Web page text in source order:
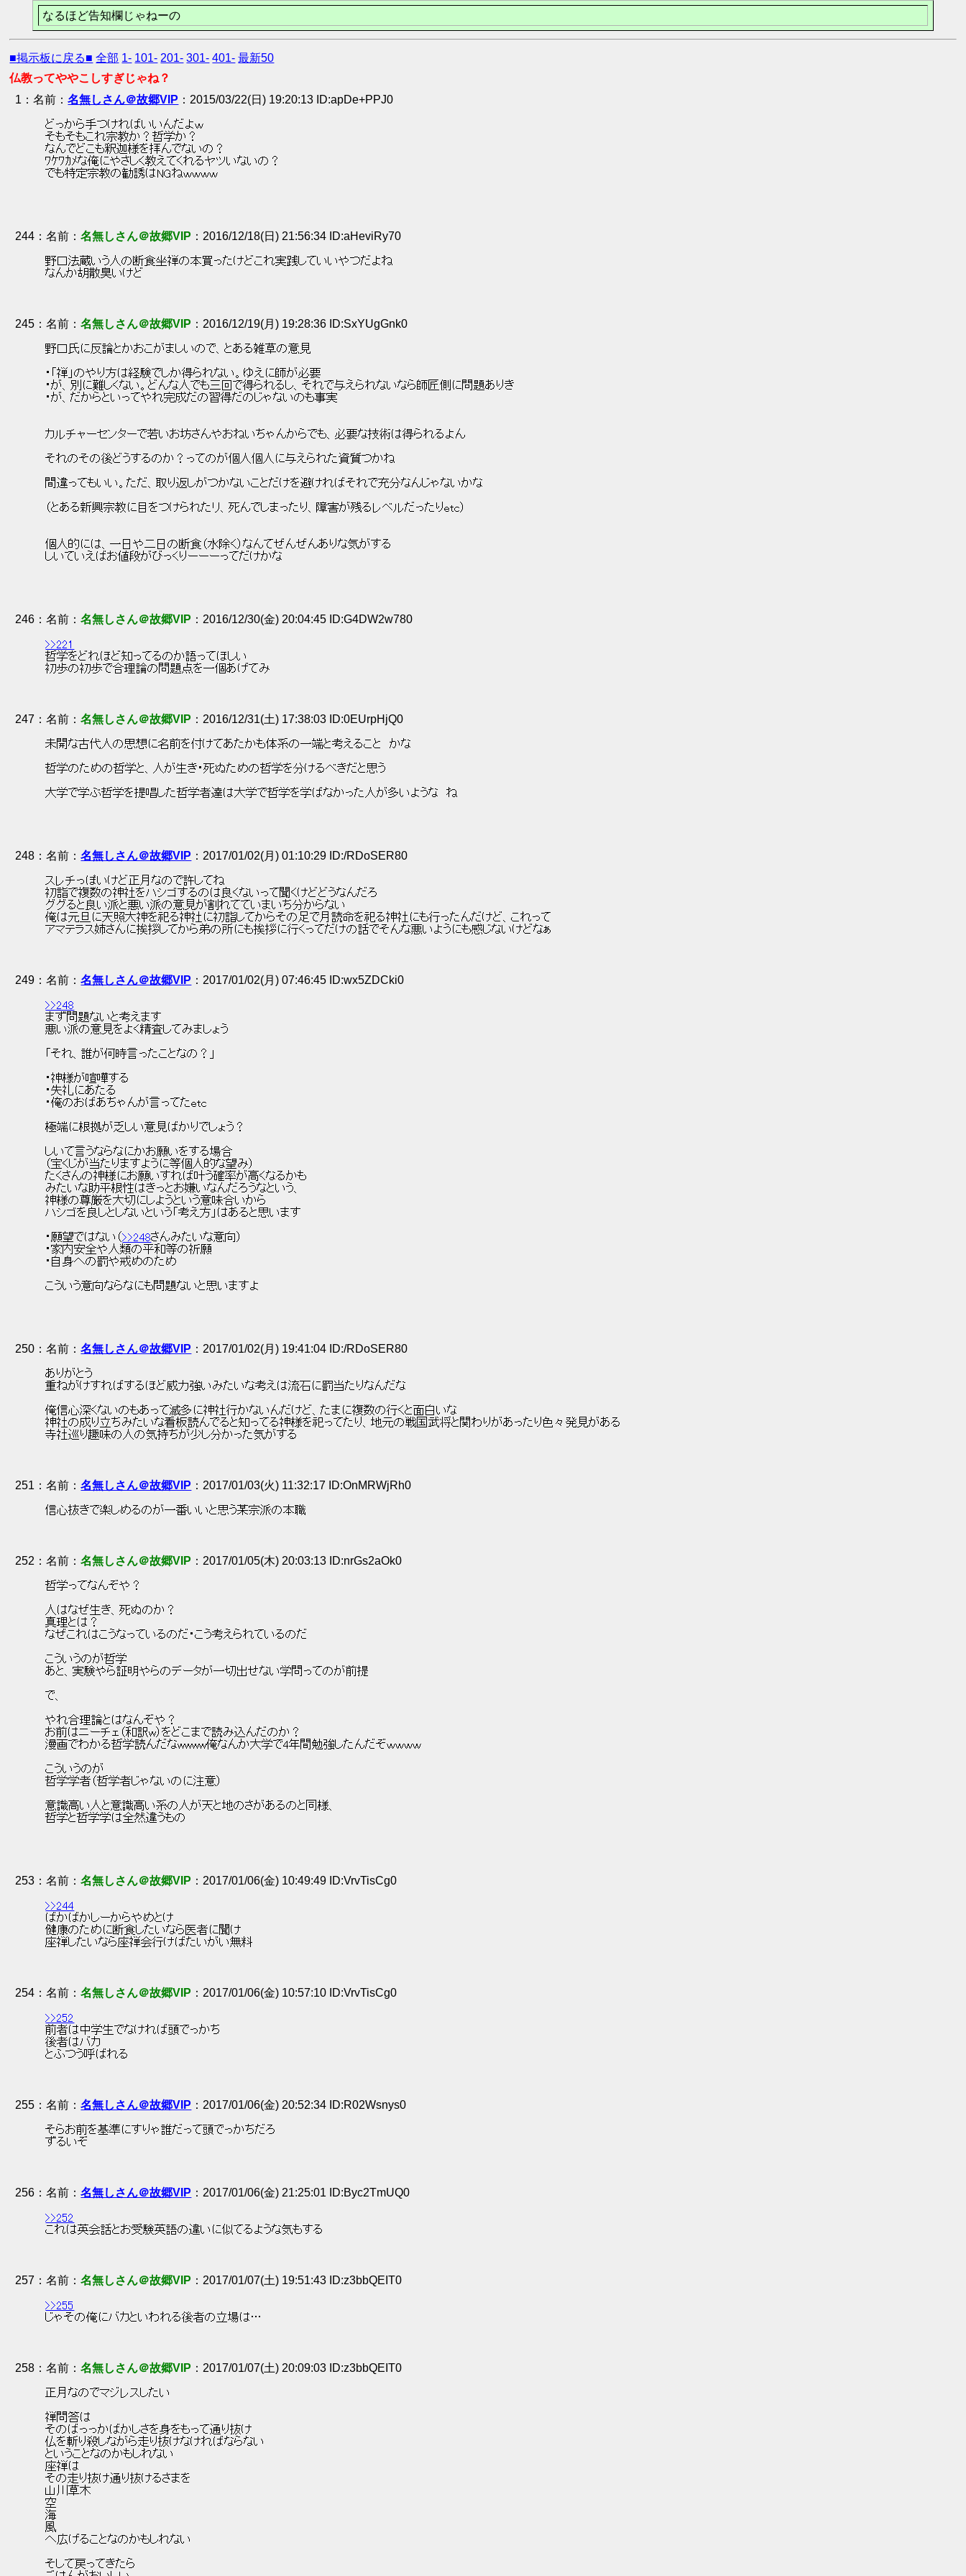
なるほど告知欄じゃねーの
■掲示板に戻る■ 全部 1- 101- 201- 301- 401- 最新50
仏教ってややこしすぎじゃね？
1 ： 名無しさん＠故郷VIP 2015/03/22(日) 19:20:13 ID:apDe+PPJ0
どっから手つければいいんだよｗ
そもそもこれ宗教か？哲学か？
なんでどこも釈迦様を拝んでないの？
ﾜｹﾜｶﾒな俺にやさしく教えてくれるヤツいないの？
でも特定宗教の勧誘はNGねｗｗｗｗ
244 ： 名無しさん＠故郷VIP 2016/12/18(日) 21:56:34 ID:aHeviRy70
野口法蔵いう人の断食坐禅の本買ったけどこれ実践していいやつだよね
なんか胡散臭いけど
245 ： 名無しさん＠故郷VIP 2016/12/19(月) 19:28:36 ID:SxYUgGnk0
野口氏に反論とかおこがましいので、とある雑草の意見
・「禅」のやり方は経験でしか得られない。ゆえに師が必要
・が、別に難しくない。どんな人でも三回で得られるし、それで与えられないなら師匠側に問題ありき
・が、だからといってやれ完成だの習得だのじゃないのも事実
カルチャーセンターで若いお坊さんやおねいちゃんからでも、必要な技術は得られるよん
それのその後どうするのか？ってのが個人個人に与えられた資質つかね
間違ってもいい。ただ、取り返しがつかないことだけを避ければそれで充分なんじゃないかな
（とある新興宗教に目をつけられたリ、死んでしまったり、障害が残るレベルだったりetc）
個人的には、一日や二日の断食（水除く）なんてぜんぜんありな気がする
しいていえばお値段がびっくりーーーってだけかな
246 ： 名無しさん＠故郷VIP 2016/12/30(金) 20:04:45 ID:G4DW2w780
>>221
哲学をどれほど知ってるのか語ってほしい
初歩の初歩で合理論の問題点を一個あげてみ
247 ： 名無しさん＠故郷VIP 2016/12/31(土) 17:38:03 ID:0EUrpHjQ0
未開な古代人の思想に名前を付けてあたかも体系の一端と考えること　かな
哲学のための哲学と、人が生き・死ぬための哲学を分けるべきだと思う
大学で学ぶ哲学を提唱した哲学者達は大学で哲学を学ばなかった人が多いような　ね
248 ： 名無しさん＠故郷VIP 2017/01/02(月) 01:10:29 ID:/RDoSER80
スレチっぽいけど正月なので許してね
初詣で複数の神社をハシゴするのは良くないって聞くけどどうなんだろ
ググると良い派と悪い派の意見が割れてていまいち分からない
俺は元旦に天照大神を祀る神社に初詣してからその足で月読命を祀る神社にも行ったんだけど、これって
アマテラス姉さんに挨拶してから弟の所にも挨拶に行くってだけの話でそんな悪いようにも感じないけどなぁ
249 ： 名無しさん＠故郷VIP 2017/01/02(月) 07:46:45 ID:wx5ZDCki0
>>248
まず問題ないと考えます
悪い派の意見をよく精査してみましょう
「それ、誰が何時言ったことなの？」
・神様が喧嘩する
・失礼にあたる
・俺のおばあちゃんが言ってたetc
極端に根拠が乏しい意見ばかりでしょう？
しいて言うならなにかお願いをする場合
（宝くじが当たりますように等個人的な望み）
たくさんの神様にお願いすれば叶う確率が高くなるかも
みたいな助平根性はきっとお嫌いなんだろうなという、
神様の尊厳を大切にしようという意味合いから
ハシゴを良しとしないという「考え方」はあると思います
・願望ではない（>>248さんみたいな意向）
・家内安全や人類の平和等の祈願
・自身への罰や戒めのため
こういう意向ならなにも問題ないと思いますよ
250 ： 名無しさん＠故郷VIP 2017/01/02(月) 19:41:04 ID:/RDoSER80
ありがとう
重ねがけすればするほど威力強いみたいな考えは流石に罰当たりなんだな
俺信心深くないのもあって滅多に神社行かないんだけど、たまに複数の行くと面白いな
神社の成り立ちみたいな看板読んでると知ってる神様を祀ってたり、地元の戦国武将と関わりがあったり色々発見がある
寺社巡り趣味の人の気持ちが少し分かった気がする
251 ： 名無しさん＠故郷VIP 2017/01/03(火) 11:32:17 ID:OnMRWjRh0
信心抜きで楽しめるのが一番いいと思う某宗派の本職
252 ： 名無しさん＠故郷VIP 2017/01/05(木) 20:03:13 ID:nrGs2aOk0
哲学ってなんぞや？
人はなぜ生き、死ぬのか？
真理とは？
なぜこれはこうなっているのだ・こう考えられているのだ
こういうのが哲学
あと、実験やら証明やらのデータが一切出せない学問ってのが前提
で、
やれ合理論とはなんぞや？
お前はニーチェ（和訳w）をどこまで読み込んだのか？
漫画でわかる哲学読んだなwwww俺なんか大学で4年間勉強したんだぞｗｗｗｗ
こういうのが
哲学学者（哲学者じゃないのに注意）
意識高い人と意識高い系の人が天と地のさがあるのと同様、
哲学と哲学学は全然違うもの
253 ： 名無しさん＠故郷VIP 2017/01/06(金) 10:49:49 ID:VrvTisCg0
>>244
ばかばかしーからやめとけ
健康のために断食したいなら医者に聞け
座禅したいなら座禅会行けばたいがい無料
254 ： 名無しさん＠故郷VIP 2017/01/06(金) 10:57:10 ID:VrvTisCg0
>>252
前者は中学生でなければ頭でっかち
後者はバカ
とふつう呼ばれる
255 ： 名無しさん＠故郷VIP 2017/01/06(金) 20:52:34 ID:R02Wsnys0
そらお前を基準にすりゃ誰だって頭でっかちだろ
ずるいぞ
256 ： 名無しさん＠故郷VIP 2017/01/06(金) 21:25:01 ID:Byc2TmUQ0
>>252
これは英会話とお受験英語の違いに似てるような気もする
257 ： 名無しさん＠故郷VIP 2017/01/07(土) 19:51:43 ID:z3bbQEIT0
>>255
じゃその俺にバカといわれる後者の立場は…
258 ： 名無しさん＠故郷VIP 2017/01/07(土) 20:09:03 ID:z3bbQEIT0
正月なのでマジレスしたい
禅問答は
そのばっっかばかしさを身をもって通り抜け
仏を斬り殺しながら走り抜けなければならない
ということなのかもしれない
座禅は
その走り抜け通り抜けるさまを
山川草木
空
海
風
へ広げることなのかもしれない
そして戻ってきたら